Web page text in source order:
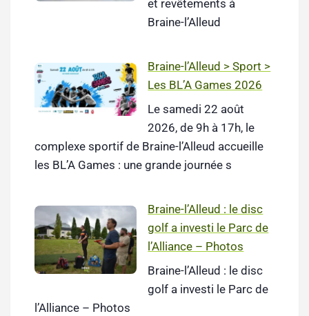
et revêtements à
Braine-l’Alleud
Braine-l’Alleud > Sport >
Les BL’A Games 2026
Le samedi 22 août
2026, de 9h à 17h, le
complexe sportif de Braine-l’Alleud accueille
les BL’A Games : une grande journée s
Braine-l’Alleud : le disc
golf a investi le Parc de
l’Alliance – Photos
Braine-l’Alleud : le disc
golf a investi le Parc de
l’Alliance – Photos